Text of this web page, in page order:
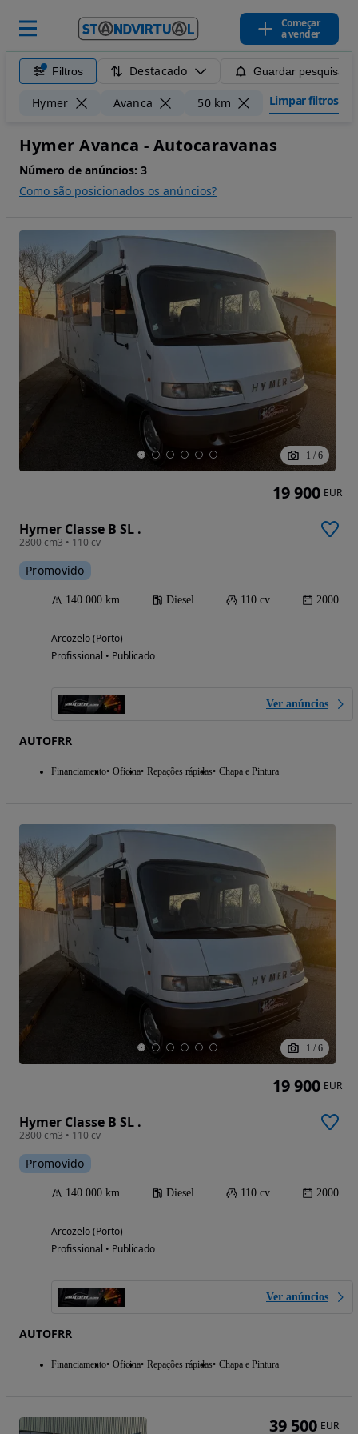
Começar
a vender
Filtros Destacado Guardar pesquisa
Hymer Avanca 50 km Limpar filtros
Hymer Avanca - Autocaravanas
Número de anúncios: 3
Como são posicionados os anúncios?
1 / 6
Hymer Classe B SL .
2800 cm3 • 110 cv
Promovido
140 000 km Diesel 110 cv 2000
Arcozelo (Porto)
Profissional • Publicado
Ver anúncios
AUTOFRR
Financiamento Oficina Repações rápidas Chapa e Pintura
19 900 EUR
1 / 6
Hymer Classe B SL .
2800 cm3 • 110 cv
Promovido
140 000 km Diesel 110 cv 2000
Arcozelo (Porto)
Profissional • Publicado
Ver anúncios
AUTOFRR
Financiamento Oficina Repações rápidas Chapa e Pintura
19 900 EUR
39 500 EUR